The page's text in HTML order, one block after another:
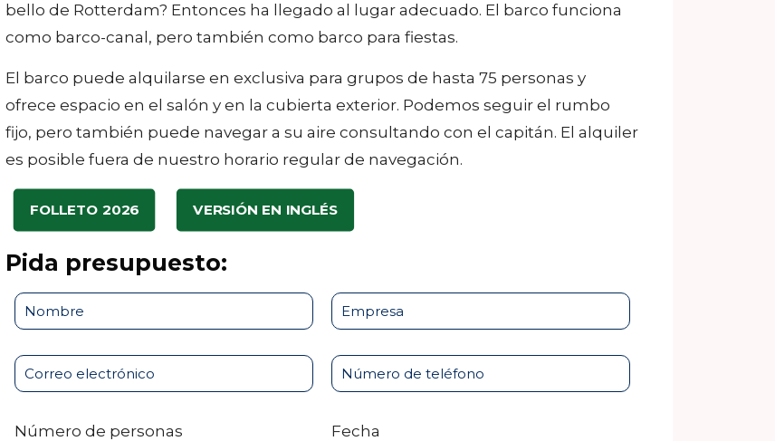
bello de Rotterdam? Entonces ha llegado al lugar adecuado. El barco funciona
como barco-canal, pero también como barco para fiestas.
El barco puede alquilarse en exclusiva para grupos de hasta 75 personas y
ofrece espacio en el salón y en la cubierta exterior. Podemos seguir el rumbo
fijo, pero también puede navegar a su aire consultando con el capitán. El alquiler
es posible fuera de nuestro horario regular de navegación.
FOLLETO 2026 VERSIÓN EN INGLÉS
Pida presupuesto:
Número de personas Fecha